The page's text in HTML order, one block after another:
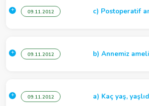
09.11.2012 c) Postoperatif
09.11.2012 b) Annemiz
09.11.2012 a) Kaç yaş,